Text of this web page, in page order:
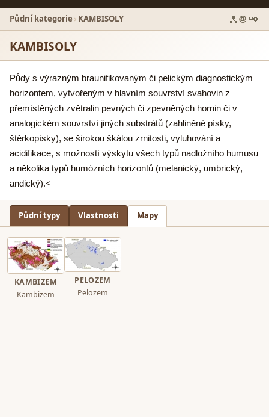
Půdní kategorie› KAMBISOLY
KAMBISOLY
Půdy s výrazným braunifikovaným či pelickým diagnostickým
horizontem, vytvořeným v hlavním souvrství svahovin z
přemístěných zvětralin pevných či zpevněných hornin či v
analogickém souvrství jiných substrátů (zahliněné písky,
štěrkopísky), se širokou škálou zrnitosti, vyluhování a
acidifikace, s možností výskytu všech typů nadložního humusu
a několika typů humózních horizontů (melanický, umbrický,
andický).<
Půdní typy Vlastnosti Mapy